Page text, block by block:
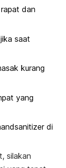
dan
saat
kurang
yang
di
silakan